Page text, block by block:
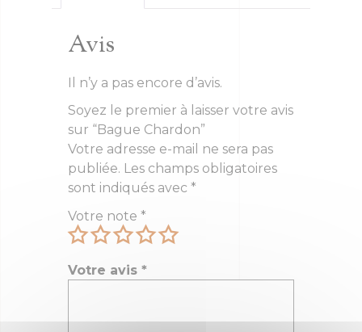
Avis
Il n’y a pas encore d’avis.
Soyez le premier à laisser votre avis
sur “Bague Chardon”
Votre adresse e-mail ne sera pas
publiée. Les champs obligatoires
sont indiqués avec *
Votre note *
Votre avis *